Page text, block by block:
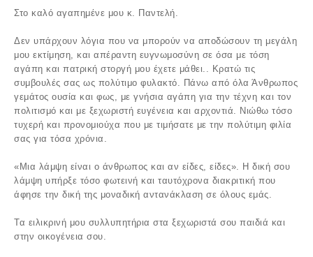
Στο καλό αγαπημένε μου κ. Παντελή.
Δεν υπάρχουν λόγια που να μπορούν να αποδώσουν τη μεγάλη
μου εκτίμηση, και απέραντη ευγνωμοσύνη σε όσα με τόση
αγάπη και πατρική στοργή μου έχετε μάθει.. Κρατώ τις
συμβουλές σας ως πολύτιμο φυλακτό. Πάνω από όλα Άνθρωπος
γεμάτος ουσία και φως, με γνήσια αγάπη για την τέχνη και τον
πολιτισμό και με ξεχωριστή ευγένεια και αρχοντιά. Νιώθω τόσο
τυχερή και προνομιούχα που με τιμήσατε με την πολύτιμη φιλία
σας για τόσα χρόνια.
«Μια λάμψη είναι ο άνθρωπος και αν είδες, είδες». Η δική σου
λάμψη υπήρξε τόσο φωτεινή και ταυτόχρονα διακριτική που
άφησε την δική της μοναδική αντανάκλαση σε όλους εμάς.
Τα ειλικρινή μου συλλυπητήρια στα ξεχωριστά σου παιδιά και
στην οικογένεια σου.